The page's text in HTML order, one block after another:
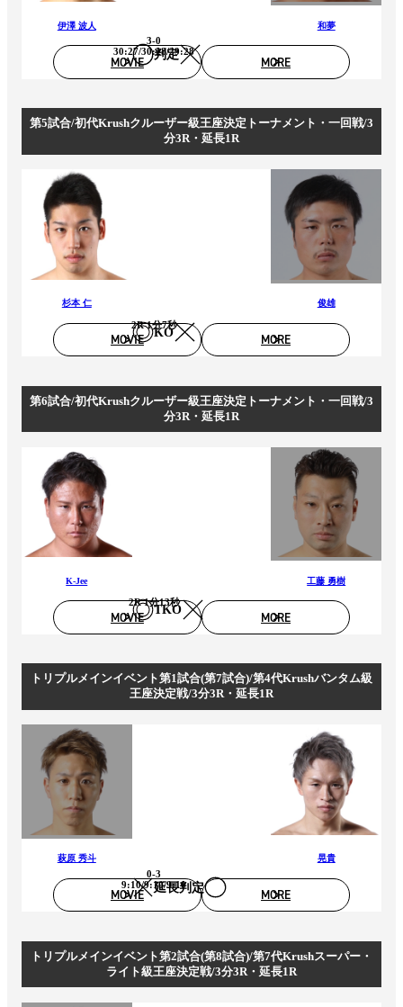
伊澤 波人
判定
3-0
30:27/30:28/29:28
和夢
MOVIE MORE
第5試合/初代Krushクルーザー級王座決定トーナメント・一回戦/3
分3R・延長1R
杉本 仁
KO
2R 1分7秒
俊雄
MOVIE MORE
第6試合/初代Krushクルーザー級王座決定トーナメント・一回戦/3
分3R・延長1R
K-Jee
TKO
2R 1分13秒
工藤 勇樹
MOVIE MORE
トリプルメインイベント第1試合(第7試合)/第4代Krushバンタム級
王座決定戦/3分3R・延長1R
萩原 秀斗
延長判定
0-3
9:10/9:10/9:10
晃貴
MOVIE MORE
トリプルメインイベント第2試合(第8試合)/第7代Krushスーパー・
ライト級王座決定戦/3分3R・延長1R